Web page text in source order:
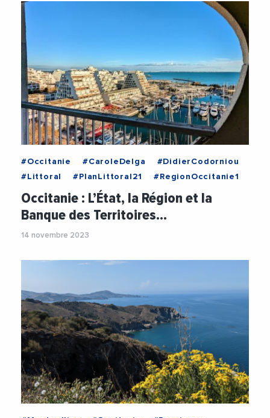
#Occitanie #CaroleDelga
#DidierCodorniou
#Littoral
#PlanLittoral21 #RegionOccitanie1
Occitanie : L’État, la Région et la
Banque des Territoires…
14 novembre 2023